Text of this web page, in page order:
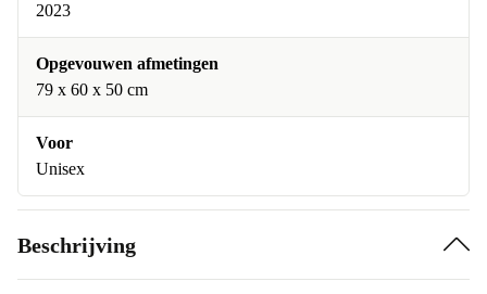
2023
Opgevouwen afmetingen
79 x 60 x 50 cm
Voor
Unisex
Beschrijving